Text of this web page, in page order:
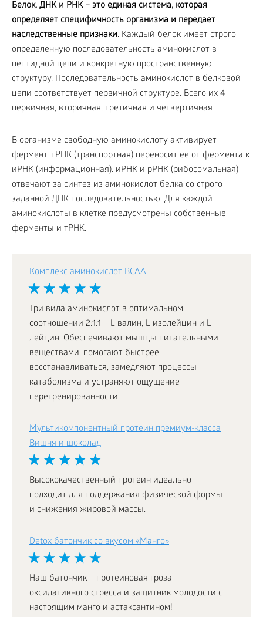
Белок, ДНК и РНК – это единая система, которая
определяет специфичность организма и передает
наследственные признаки. Каждый белок имеет строго
определенную последовательность аминокислот в
пептидной цепи и конкретную пространственную
структуру. Последовательность аминокислот в белковой
цепи соответствует первичной структуре. Всего их 4 –
первичная, вторичная, третичная и четвертичная.
В организме свободную аминокислоту активирует
фермент. тРНК (транспортная) переносит ее от фермента к
иРНК (информационная). иРНК и рРНК (рибосомальная)
отвечают за синтез из аминокислот белка со строго
заданной ДНК последовательностью. Для каждой
аминокислоты в клетке предусмотрены собственные
ферменты и тРНК.
Комплекс аминокислот BCAA
Три вида аминокислот в оптимальном
соотношении 2:1:1 – L-валин, L-изолейцин и L-
лейцин. Обеспечивают мышцы питательными
веществами, помогают быстрее
восстанавливаться, замедляют процессы
катаболизма и устраняют ощущение
перетренированности.
Мультикомпонентный протеин премиум-класса
Вишня и шоколад
Высококачественный протеин идеально
подходит для поддержания физической формы
и снижения жировой массы.
Detox-батончик со вкусом «Манго»
Наш батончик – протеиновая гроза
оксидативного стресса и защитник молодости с
настоящим манго и астаксантином!